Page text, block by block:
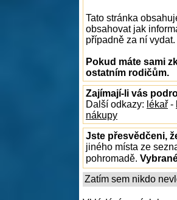
Tato stránka
obsahovat jak
případně za ní vydat.
Pokud máte sami
ostatním rodičům.
Zajímají-li vás
Další odkazy: lékař -
nákupy
Jste přesvědčeni,
jiného místa ze
pohromadě.
Zatím sem nikdo